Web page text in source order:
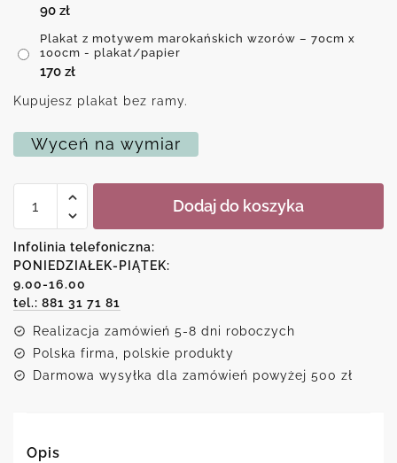
90 zł
Plakat z motywem marokańskich wzorów – 70cm x
100cm - plakat/papier
170 zł
Kupujesz plakat bez ramy.
Wyceń na wymiar
Plakat
marokańskich
wzorów
Dodaj do koszyka
Infolinia telefoniczna:
PONIEDZIAŁEK-PIĄTEK:
9.00-16.00
tel.: 881 31 71 81
Realizacja zamówień 5-8 dni roboczych
Polska firma, polskie produkty
Darmowa wysyłka dla zamówień powyżej 500 zł
Opis